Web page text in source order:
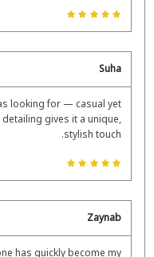
Suha
looking for — casual yet
gives it a unique,
stylish touch.
Zaynab